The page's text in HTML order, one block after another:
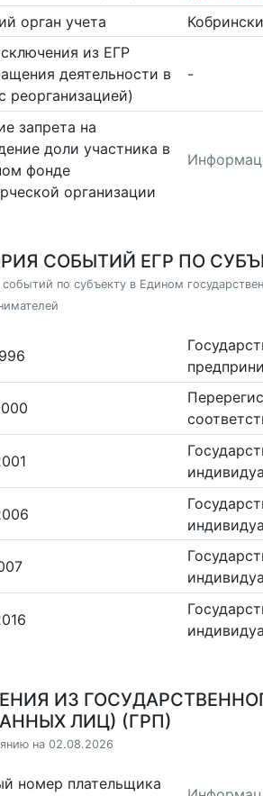
орган учета
из ЕГР
деятельности в
реорганизацией)
-
запрета на
доли участника в
фонде
организации
СОБЫТИЙ ЕГР ПО
по субъекту в Едином
ИЗ
ЛИЦ) (ГРП)
на 02.08.2026
номер плательщика